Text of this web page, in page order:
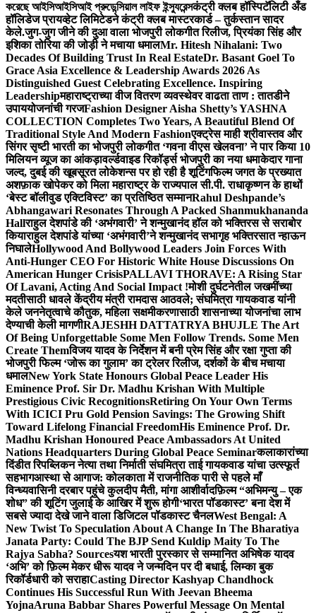
করেছে আইসিআইসিআই প্রুডেন্সিয়াল লাইফ ইন্স্যুরেন্সकंट्री क्लब हॉस्पिटॅलिटी अँड
हॉलिडेज प्रायव्हेट लिमिटेडने कंट्री क्लब मास्टरकार्ड – तुर्कस्तान सादर
केले.जुग-जुग जीने की दुआ वाला भोजपुरी लोकगीत रिलीज, प्रियंका सिंह और
इशिका तोरिया की जोड़ी ने मचाया धमालMr. Hitesh Nihalani: Two
Decades Of Building Trust In Real EstateDr. Basant Goel To
Grace Asia Excellence & Leadership Awards 2026 As
Distinguished Guest Celebrating Excellence. Inspiring
Leadershipमहाराष्ट्राच्या वीज वितरण व्यवस्थेवर वाढता ताण : तातडीने
उपाययोजनांची गरजFashion Designer Aisha Shetty’s YASHNA
COLLECTION Completes Two Years, A Beautiful Blend Of
Traditional Style And Modern Fashionएक्ट्रेस माही श्रीवास्तव और
सिंगर सृष्टी भारती का भोजपुरी लोकगीत ‘गवना वीएस खेलवना’ ने पार किया 10
मिलियन व्यूज का आंकड़ावर्ल्डवाइड रिकॉर्ड्स भोजपुरी का नया धमाकेदार गाना
जल्द, दुबई की खूबसूरत लोकेशन्स पर हो रही है शूटिंगफिल्म जगत के प्रख्यात
अशफ़ाक खोपेकर को मिला महाराष्ट्र के राज्यपाल सी.पी. राधाकृष्णन के हाथों
‘बेस्ट बॉलीवुड एक्टिविस्ट’ का प्रतिष्ठित सम्मानRahul Deshpande’s
Abhangawari Resonates Through A Packed Shanmukhananda
Hallराहुल देशपांडे की ‘अभंगवारी’ ने शन्मुखानंद हॉल को भक्तिरस से सराबोर
कियाराहुल देशपांडे यांच्या ‘अभंगवारी’ने शन्मुखानंद सभागृह भक्तिरसात न्हाऊन
निघालेHollywood And Bollywood Leaders Join Forces With
Anti-Hunger CEO For Historic White House Discussions On
American Hunger CrisisPALLAVI THORAVE: A Rising Star
Of Lavani, Acting And Social Impact !मोशी दुर्घटनेतील जखमींच्या
मदतीसाठी धावले केंद्रीय मंत्री रामदास आठवले; संघमित्रा गायकवाड यांनी
केले जननेतृत्वाचे कौतुक, महिला सक्षमीकरणासाठी शासनाच्या योजनांचा लाभ
देण्याची केली मागणीRAJESHH DATTATRYA BHUJLE The Art
Of Being Unforgettable Some Men Follow Trends. Some Men
Create Themविजय यादव के निर्देशन में बनी प्रेम सिंह और रक्षा गुप्ता की
भोजपुरी फिल्म ‘जोरू का गुलाम’ का ट्रेलर रिलीज, दर्शकों के बीच मचाया
धमालNew York State Honours Global Peace Leader His
Eminence Prof. Sir Dr. Madhu Krishan With Multiple
Prestigious Civic RecognitionsRetiring On Your Own Terms
With ICICI Pru Gold Pension Savings: The Growing Shift
Toward Lifelong Financial FreedomHis Eminence Prof. Dr.
Madhu Krishan Honoured Peace Ambassadors At United
Nations Headquarters During Global Peace Seminarकलाकारांच्या
दिंडीत रिपब्लिकन नेत्या तथा निर्माती संघमित्रा ताई गायकवाड यांचा उत्स्फूर्त
सहभागआस्था से आगाज: कोलकाता में राजनीतिक पारी से पहले माँ
विन्ध्यवासिनी दरबार पहुंचे कुलदीप मैती, मांगा आशीर्वादफ़िल्म “अभिमन्यु – एक
शोध” की शूटिंग जुलाई के आखिर में शुरू होगी‘भारत पॉडकास्ट’ बना देश में
सबसे ज्यादा देखे जाने वाला डिजिटल पॉडकास्ट चैनलWest Bengal: A
New Twist To Speculation About A Change In The Bharatiya
Janata Party: Could The BJP Send Kuldip Maity To The
Rajya Sabha? Sourcesयश भारती पुरस्कार से सम्मानित अभिषेक यादव
‘अभि’ को फ़िल्म मेकर धीरू यादव ने जन्मदिन पर दी बधाई, लिम्का बुक
रिकॉर्डधारी को सराहाCasting Director Kashyap Chandhock
Continues His Successful Run With Jeevan Bheema
YojnaAruna Babbar Shares Powerful Message On Mental